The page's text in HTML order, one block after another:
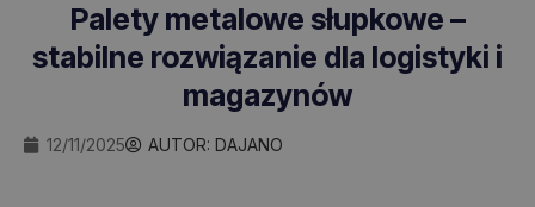
Palety metalowe słupkowe –
stabilne rozwiązanie dla logistyki i
magazynów
12/11/2025 AUTOR: DAJANO